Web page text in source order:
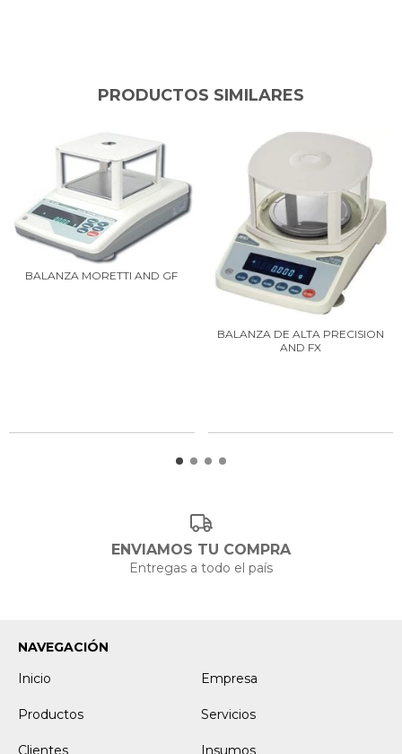
PRODUCTOS SIMILARES
BALANZA MORETTI AND GF
BALANZA DE ALTA PRECISION
AND FX
ENVIAMOS TU COMPRA
Entregas a todo el país
NAVEGACIÓN
Inicio
Empresa
Productos Servicios
Clientes Insumos